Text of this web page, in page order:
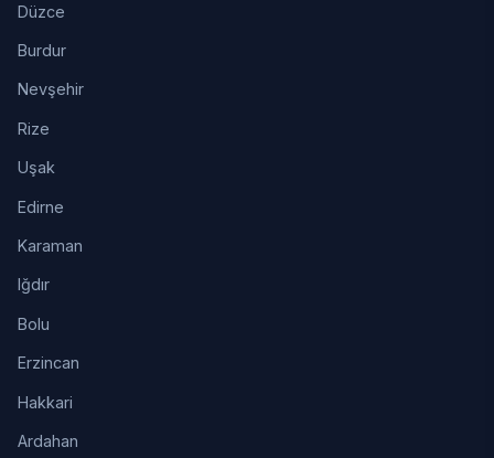
Düzce
Burdur
Nevşehir
Rize
Uşak
Edirne
Karaman
Iğdır
Bolu
Erzincan
Hakkari
Ardahan